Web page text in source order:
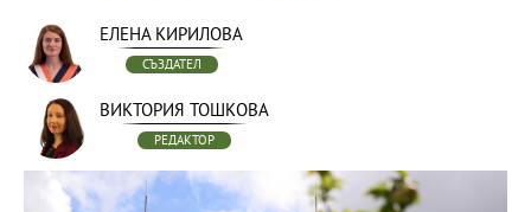
ЕЛЕНА КИРИЛОВА
СЪЗДАТЕЛ
ВИКТОРИЯ ТОШКОВА
РЕДАКТОР